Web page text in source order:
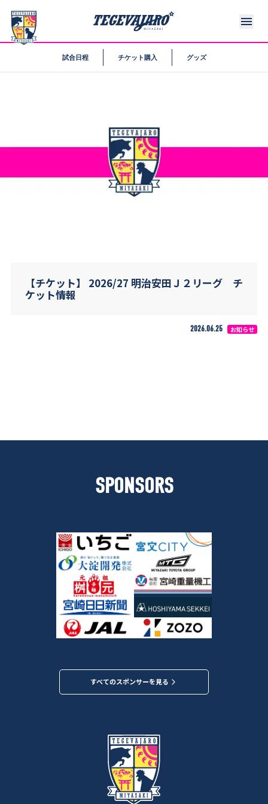
試合日程 チケット購入 グッズ
【チケット】 2026/27 明治安田Ｊ２リーグ チ
ケット情報
2026.06.25 お知らせ
SPONSORS
すべてのスポンサーを見る